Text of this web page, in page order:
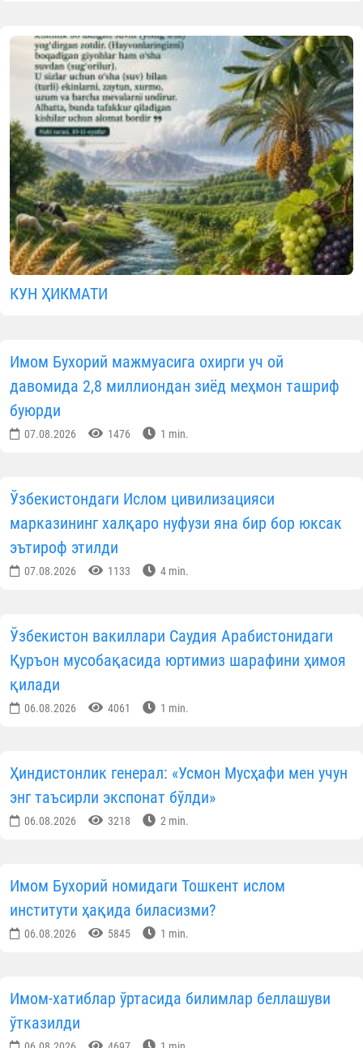
КУН ҲИКМАТИ
Имом Бухорий мажмуасига охирги уч ой
давомида 2,8 миллиондан зиёд меҳмон ташриф
буюрди
07.08.2026 1476 1 min.
Ўзбекистондаги Ислом цивилизацияси
марказининг халқаро нуфузи яна бир бор юксак
эътироф этилди
07.08.2026 1133 4 min.
Ўзбекистон вакиллари Саудия Арабистонидаги
Қуръон мусобақасида юртимиз шарафини ҳимоя
қилади
06.08.2026 4061 1 min.
Ҳиндистонлик генерал: «Усмон Мусҳафи мен учун
энг таъсирли экспонат бўлди»
06.08.2026 3218 2 min.
Имом Бухорий номидаги Тошкент ислом
институти ҳақида биласизми?
06.08.2026 5845 1 min.
Имом-хатиблар ўртасида билимлар беллашуви
ўтказилди